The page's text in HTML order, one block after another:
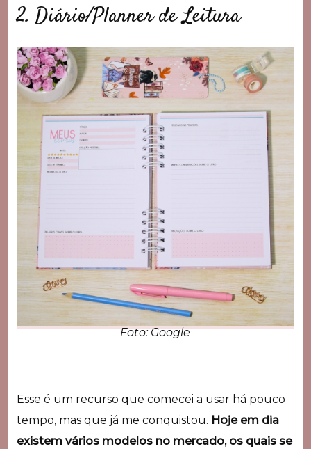
2. Diário/Planner de Leitura
Foto: Google
Esse é um recurso que comecei a usar há pouco
tempo, mas que já me conquistou. Hoje em dia
existem vários modelos no mercado, os quais se